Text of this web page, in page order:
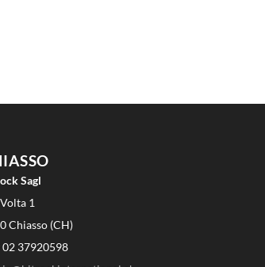
Sagl
1
Chiasso (CH)
02 37920598